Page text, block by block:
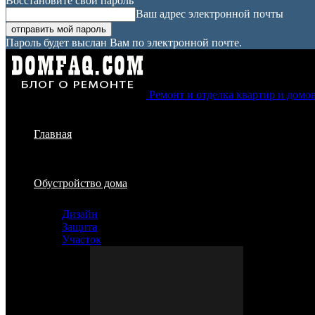
Ваш адрес электронной почты
Пароль будет выслан Вам по электронной почте.
Ремонт и отделка квартир и
Главная
Обустройство дома
Дизайн
Защита
Участок